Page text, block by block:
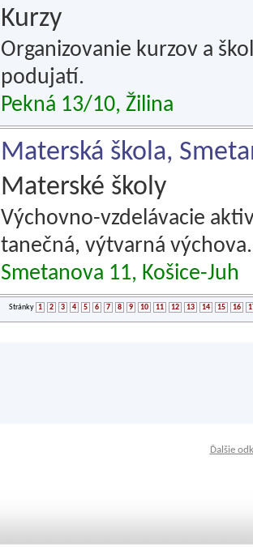
Kurzy
Organizovanie kurzov a
podujatí.
Pekná 13/10, Žilina
Materská škola,
Materské školy
Výchovno-vzdelávacie
tanečná, výtvarná výchova.
Smetanova 11, Košice-Juh
Stránky 1 2 3 4 5 6 7 8 9 10 11 12 13 14 15 16
Ďalšie